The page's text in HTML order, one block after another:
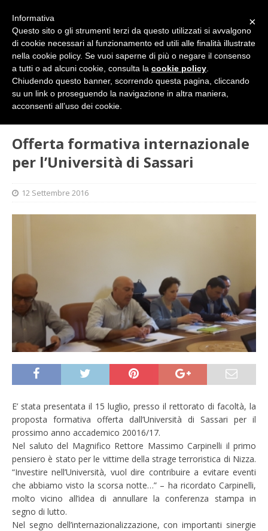
CULTURA
Offerta formativa internazionale per
l’Università di Sassari
Offerta formativa internazionale
per l’Università di Sassari
12 Settembre 2016
E’ stata presentata il 15 luglio, presso il rettorato di facoltà, la
proposta formativa offerta dall’Università di Sassari per il
prossimo anno accademico 20016/17.
Nel saluto del Magnifico Rettore Massimo Carpinelli il primo
pensiero è stato per le vittime della strage terroristica di Nizza.
“Investire nell’Università, vuol dire contribuire a evitare eventi
che abbiamo visto la scorsa notte…” – ha ricordato Carpinelli,
molto vicino all’idea di annullare la conferenza stampa in
segno di lutto.
Nel segno dell’internazionalizzazione, con importanti sinergie
×
Informativa
Questo sito o gli strumenti terzi da questo utilizzati si avvalgono
di cookie necessari al funzionamento ed utili alle finalità illustrate
nella cookie policy. Se vuoi saperne di più o negare il consenso
a tutti o ad alcuni cookie, consulta la cookie policy
Chiudendo questo banner, scorrendo questa pagina, cliccando
su un link o proseguendo la navigazione in altra maniera,
acconsenti all’uso dei cookie.